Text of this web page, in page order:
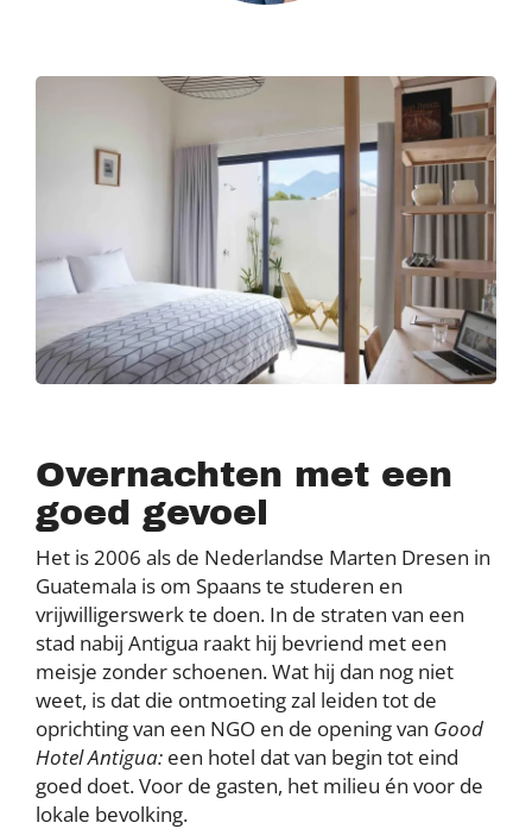
Overnachten met een
goed gevoel
Het is 2006 als de Nederlandse Marten Dresen in
Guatemala is om Spaans te studeren en
vrijwilligerswerk te doen. In de straten van een
stad nabij Antigua raakt hij bevriend met een
meisje zonder schoenen. Wat hij dan nog niet
weet, is dat die ontmoeting zal leiden tot de
oprichting van een NGO en de opening van Good
Hotel Antigua: een hotel dat van begin tot eind
goed doet. Voor de gasten, het milieu én voor de
lokale bevolking.